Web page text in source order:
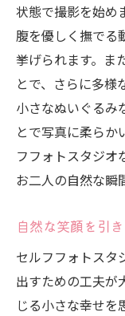
状態で撮影を始め
腹を優しく撫でる
挙げられます。ま
とで、さらに多様
小さなぬいぐるみ
とで写真に柔らか
フフォトスタジオ
お二人の自然な瞬
自然な笑顔を引
セルフフォトスタ
出すための工夫が
じる小さな幸せを